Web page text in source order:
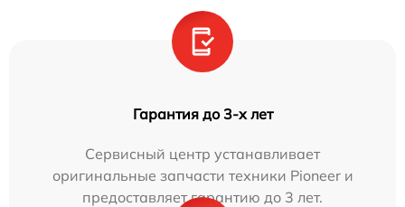
Гарантия до 3-х лет
Сервисный центр устанавливает
оригинальные запчасти техники Pioneer и
предоставляет гарантию до 3 лет.